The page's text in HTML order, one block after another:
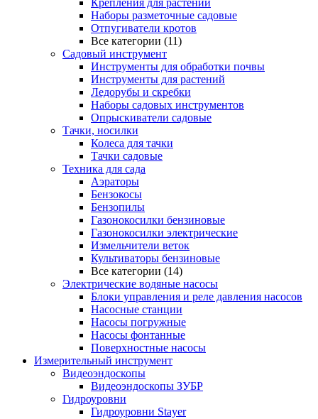
Крепления для растений
Наборы разметочные садовые
Отпугиватели кротов
Все категории (11)
Садовый инструмент
Инструменты для обработки почвы
Инструменты для растений
Ледорубы и скребки
Наборы садовых инструментов
Опрыскиватели садовые
Тачки, носилки
Колеса для тачки
Тачки садовые
Техника для сада
Аэраторы
Бензокосы
Бензопилы
Газонокосилки бензиновые
Газонокосилки электрические
Измельчители веток
Культиваторы бензиновые
Все категории (14)
Электрические водяные насосы
Блоки управления и реле давления насосов
Насосные станции
Насосы погружные
Насосы фонтанные
Поверхностные насосы
Измерительный инструмент
Видеоэндоскопы
Видеоэндоскопы ЗУБР
Гидроуровни
Гидроуровни Stayer